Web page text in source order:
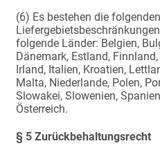
(6) Es bestehen die folgenden
folgende Länder: Belgien,
Dänemark, Estland,
Irland, Italien, Kroatien,
Malta, Niederlande, Polen,
Slowakei, Slowenien,
Österreich.
§ 5 Zurückbehaltungsrecht